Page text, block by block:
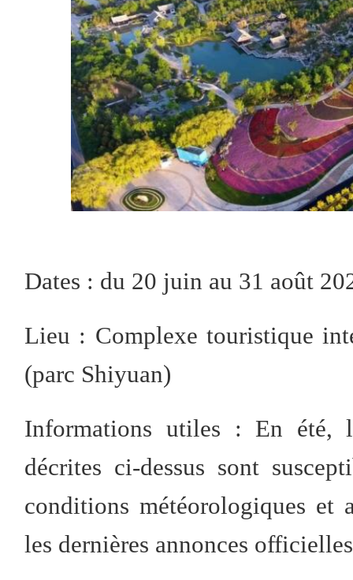
Dates : du 20 juin au 31 août
Lieu : Complexe touristique
(parc Shiyuan)
Informations utiles : En été,
décrites ci-dessus sont
conditions météorologiques et
les dernières annonces